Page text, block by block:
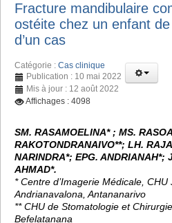
Fracture mandibulaire
ostéite chez un enfant
d’un cas
Catégorie : Cas clinique
Publication : 10 mai 2022
Mis à jour : 12 août 2022
Affichages : 4098
SM. RASAMOELINA* ; MS.
RAKOTONDRANAIVO**; LH.
NARINDRA*; EPG. ANDRIANAH*;
AHMAD*.
* Centre d’Imagerie Médicale,
Andrianavalona, Antananarivo
** CHU de Stomatologie et
Befelatanana